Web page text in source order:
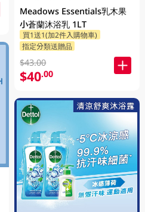
Meadows Essentials乳木果
小蒼蘭沐浴乳 1LT
買1送1(加2件入購物車)
指定分類送贈品
$43.00
$40.00